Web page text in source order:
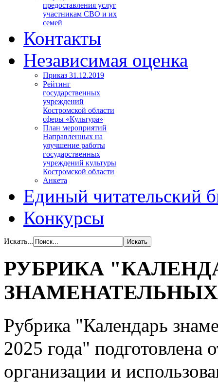
предоставления услуг
участникам СВО и их
семей
Контакты
Независимая оценка
Приказ 31.12.2019
Рейтинг
государственных
учреждений
Костромской области
сферы «Культура»
План мероприятий
Направленных на
улучшение работы
государственных
учреждений культуры
Костромской области
Анкета
Единый читательский
Конкурсы
Искать...
РУБРИКА
Рубрика "Календарь
2025 года" подготовлена
организации и